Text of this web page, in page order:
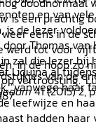
is een prachtig
eens in de
werd tot voor
in de hoop zo
vertroosting.'
en van
is de lezer
Thomas van
zal die lezer bij
van de
41 (2015) 2,
Liduina al
"vanwege haar
leefwijze en
hadden haar